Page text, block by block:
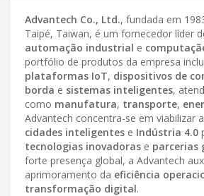
Advantech Co., Ltd., fundada em
Taipé, Taiwan, é um fornecedor líder
automação industrial e
portfólio de produtos da empresa
plataformas IoT, dispositivos de
borda e sistemas inteligentes,
como manufatura, transporte,
Advantech concentra-se em viabilizar
cidades inteligentes e Indústria 4.0
tecnologias inovadoras e parcerias
forte presença global, a Advantech
aprimoramento da eficiência
transformação digital.